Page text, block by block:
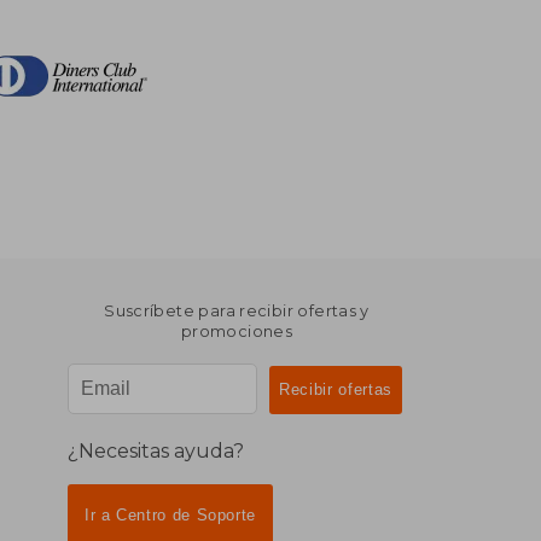
Suscríbete para recibir ofertas y
promociones
¿Necesitas ayuda?
Ir a Centro de Soporte